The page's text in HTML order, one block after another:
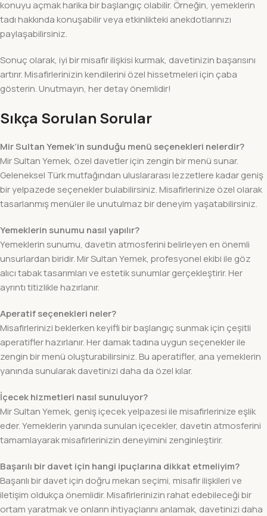
konuyu açmak harika bir başlangıç olabilir. Örneğin, yemeklerin
tadı hakkında konuşabilir veya etkinlikteki anekdotlarınızı
paylaşabilirsiniz.
Sonuç olarak, iyi bir misafir ilişkisi kurmak, davetinizin başarısını
artırır. Misafirlerinizin kendilerini özel hissetmeleri için çaba
gösterin. Unutmayın, her detay önemlidir!
Sıkça Sorulan Sorular
Mir Sultan Yemek’in sunduğu menü seçenekleri nelerdir?
Mir Sultan Yemek, özel davetler için zengin bir menü sunar.
Geleneksel Türk mutfağından uluslararası lezzetlere kadar geniş
bir yelpazede seçenekler bulabilirsiniz. Misafirlerinize özel olarak
tasarlanmış menüler ile unutulmaz bir deneyim yaşatabilirsiniz.
Yemeklerin sunumu nasıl yapılır?
Yemeklerin sunumu, davetin atmosferini belirleyen en önemli
unsurlardan biridir. Mir Sultan Yemek, profesyonel ekibi ile göz
alıcı tabak tasarımları ve estetik sunumlar gerçekleştirir. Her
ayrıntı titizlikle hazırlanır.
Aperatif seçenekleri neler?
Misafirlerinizi beklerken keyifli bir başlangıç sunmak için çeşitli
aperatifler hazırlanır. Her damak tadına uygun seçenekler ile
zengin bir menü oluşturabilirsiniz. Bu aperatifler, ana yemeklerin
yanında sunularak davetinizi daha da özel kılar.
İçecek hizmetleri nasıl sunuluyor?
Mir Sultan Yemek, geniş içecek yelpazesi ile misafirlerinize eşlik
eder. Yemeklerin yanında sunulan içecekler, davetin atmosferini
tamamlayarak misafirlerinizin deneyimini zenginleştirir.
Başarılı bir davet için hangi ipuçlarına dikkat etmeliyim?
Başarılı bir davet için doğru mekan seçimi, misafir ilişkileri ve
iletişim oldukça önemlidir. Misafirlerinizin rahat edebileceği bir
ortam yaratmak ve onların ihtiyaçlarını anlamak, davetinizi daha